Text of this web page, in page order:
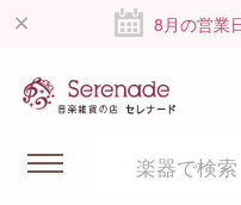
8月の営業